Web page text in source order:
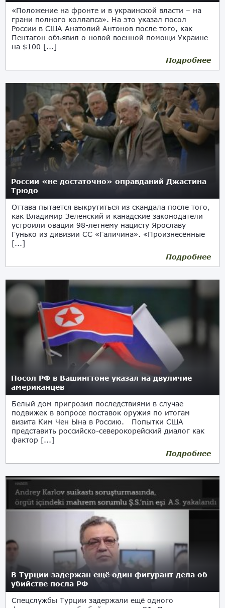
«Положение на фронте и в украинской власти – на
грани полного коллапса». На это указал посол
России в США Анатолий Антонов после того, как
Пентагон объявил о новой военной помощи Украине
на $100 [...]
Подробнее
России «не достаточно» оправданий Джастина
Трюдо
Оттава пытается выкрутиться из скандала после того,
как Владимир Зеленский и канадские законодатели
устроили овации 98-летнему нацисту Ярославу
Гунько из дивизии СС «Галичина». «Произнесённые
[...]
Подробнее
Посол РФ в Вашингтоне указал на двуличие
американцев
Белый дом пригрозил последствиями в случае
подвижек в вопросе поставок оружия по итогам
визита Ким Чен Ына в Россию. Попытки США
представить российско-северокорейский диалог как
фактор [...]
Подробнее
В Турции задержан ещё один фигурант дела об
убийстве посла РФ
Спецслужбы Турции задержали ещё одного